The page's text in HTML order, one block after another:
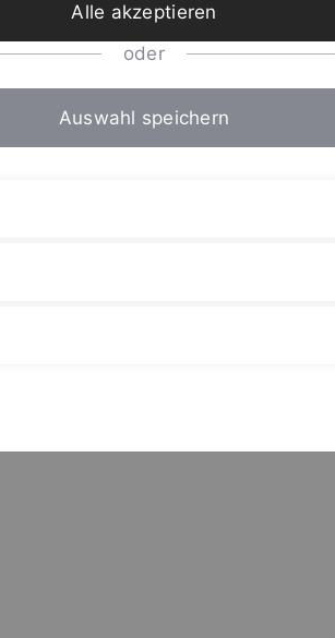
Alle akzeptieren
oder
Auswahl speichern